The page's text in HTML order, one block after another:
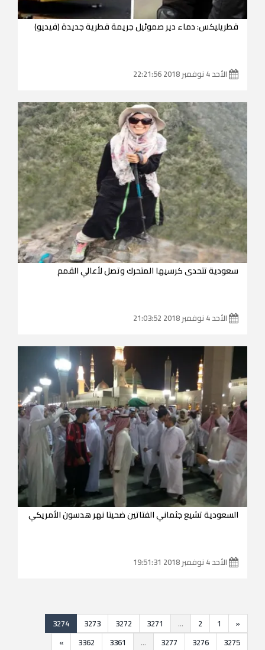
قطريليكس: دماء دير صموئيل جريمة قطرية جديدة (فيديو)
الأحد 4 نوفمبر 2018 22:21:56
سعودية تتحدى كرسيها المتحرك وتصل لأعالي القمم
الأحد 4 نوفمبر 2018 21:03:52
السعودية تشيع جثماني الفتاتين ضحيتا نهر هدسون الأمريكي
الأحد 4 نوفمبر 2018 19:51:31
«
1
2
...
3271
3272
3273
3274
3275
3276
3277
...
3361
3362
»